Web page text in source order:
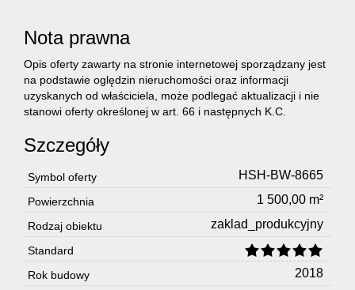
w
Nota prawna
Opis oferty zawarty na stronie internetowej sporządzany jest
na podstawie oględzin nieruchomości oraz informacji
uzyskanych od właściciela, może podlegać aktualizacji i nie
stanowi oferty określonej w art. 66 i następnych K.C.
Szczegóły
Symbol oferty HSH-BW-8665
Powierzchnia 1 500,00 m²
Rodzaj obiektu zaklad_produkcyjny
Standard
Rok budowy
2018